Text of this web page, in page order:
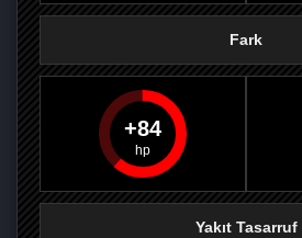
PAYLAŞPAYLAŞPLUS'TA
Fark
84
Yakıt Tasarruf